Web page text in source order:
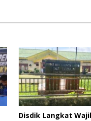
Disdik Langkat